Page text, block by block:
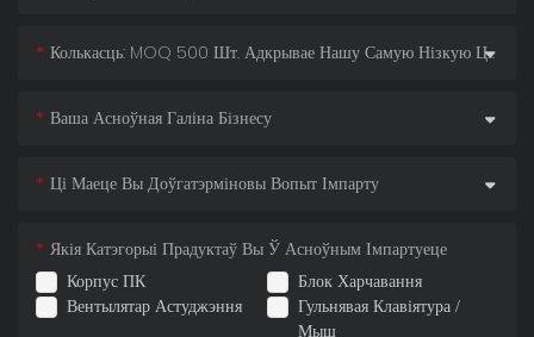
Колькасць: MOQ 500 Шт. Адкрывае Нашу Самую Нізкую Цану!
Ваша Асноўная Галіна Бізнесу
Ці Маеце Вы Доўгатэрміновы Вопыт Імпарту
Корпус ПК
Блок Харчавання
Вентылятар Астуджэння
Гульнявая Клавіятура /
Мыш
Якія Катэгорыі Прадуктаў Вы Ў Асноўным Імпартуеце